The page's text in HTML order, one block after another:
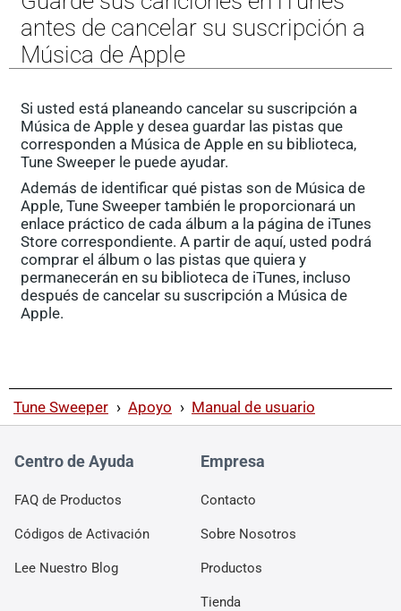
antes de cancelar su suscripción a
Música de Apple
Si usted está planeando cancelar su suscripción a
Música de Apple y desea guardar las pistas que
corresponden a Música de Apple en su biblioteca,
Tune Sweeper le puede ayudar.
Además de identificar qué pistas son de Música de
Apple, Tune Sweeper también le proporcionará un
enlace práctico de cada álbum a la página de iTunes
Store correspondiente. A partir de aquí, usted podrá
comprar el álbum o las pistas que quiera y
permanecerán en su biblioteca de iTunes, incluso
después de cancelar su suscripción a Música de
Apple.
Tune Sweeper › Apoyo › Manual de usuario
Centro de Ayuda
FAQ de Productos
Códigos de Activación
Lee Nuestro Blog
Empresa
Contacto
Sobre Nosotros
Productos
Tienda